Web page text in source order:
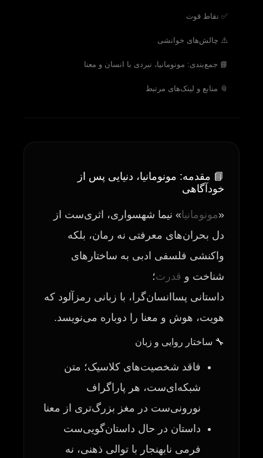
✅ نقاط قوت
⚠️ چالش‌های خوانشی
📘 جمع‌بندی: مونومانیا، نبردی با انسان و معنا
📎 منابع و لینک‌های مرتبط
📘 مقدمه: مونومانیا، دنیایی پس از
خودآگاهی
«مونومانیا» نیما شهسواری، اثری‌ست از
دل بحران‌های معرفتی نه رمان، بلکه
واکنشی فلسفی‌ ‌ادبی به ساختارهای
شناخت و قدرت؛
داستانی پساانسان‌گرا، با زبانی رمزآلود که
هویت، هوش و معنا را دوباره می‌نویسد.
🔧 ساختار روایی و زبان
فاقد شخصیت‌های کلاسیک؛ متن
شبکه‌ای‌ست، هر پاراگراف
نورونی‌ست در مغز بزرگ‌تری از معنا
داستان در حال داستان‌گویی‌ست
فرمی نابهنجار با توالی ذهنی، نه